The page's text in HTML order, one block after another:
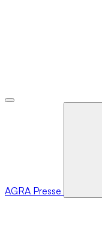
AGRA Presse